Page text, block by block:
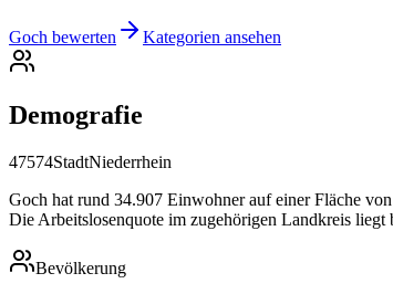
Goch bewerten Kategorien ansehen
Demografie
47574StadtNiederrhein
Goch hat rund 34.907 Einwohner auf einer Fläche
Die Arbeitslosenquote im zugehörigen Landkreis
Bevölkerung